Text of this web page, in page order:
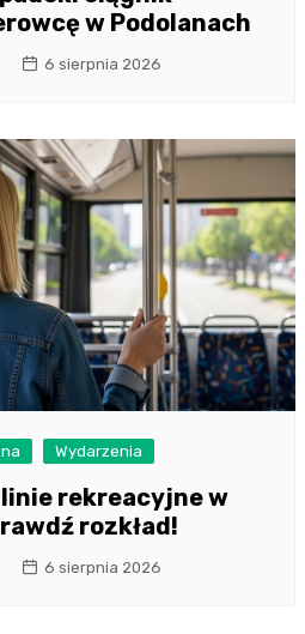
w Podolanach
6 sierpnia 2026
Wydarzenia
linie rekreacyjne w
rozkład!
6 sierpnia 2026